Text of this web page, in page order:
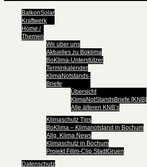
BalkonSolar
Kraftwerk
Home /
Themen
Wir über uns
Aktuelles zu Boklima
BoKlima-Unterstützer
Terminkalender
KlimaNotstands-
Briefe
Übersicht
KlimaNotStandsBriefe [KNB]
Alle älteren KNB’s
Klimaschutz Tips
BoKlima – Klimanotstand in Bochum
Allg. Klima News
Klimaschutz in Bochum
Projekt Fillm-Clip StadtGruen
Datenschutz